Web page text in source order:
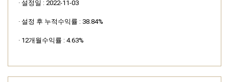
· 설정일 : 2022-11-03
· 설정 후 누적수익률 : 38.84%
· 12개월수익률 : 4.63%